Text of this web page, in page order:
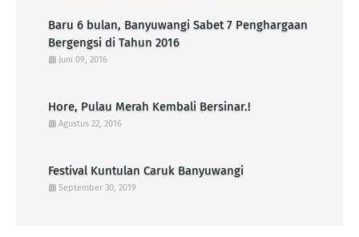
Baru 6 bulan, Banyuwangi Sabet 7 Penghargaan
Bergengsi di Tahun 2016
Juni 09, 2016
Hore, Pulau Merah Kembali Bersinar.!
Agustus 22, 2016
Festival Kuntulan Caruk Banyuwangi
September 30, 2019